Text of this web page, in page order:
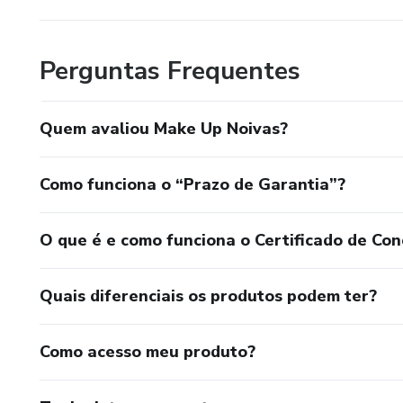
A empresa investiu pesadamente em marketing e
A Shope Free tem se destacado no mercado brasileiro
Considerações Finais:
A Shope Free se destaca por sua abordagem centrada
do mundo.
Perguntas Frequentes
Quem avaliou Make Up Noivas?
Como funciona o “Prazo de Garantia”?
O que é e como funciona o Certificado de
Quais diferenciais os produtos podem ter?
Como acesso meu produto?